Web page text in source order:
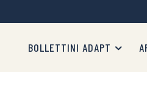
BOLLETTINI ADAPT